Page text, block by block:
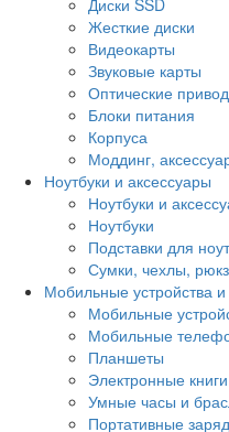
Жесткие диски
Видеокарты
Звуковые карты
Оптические
Блоки питания
Корпуса
Моддинг,
Ноутбуки и аксессуары
Ноутбуки и
Ноутбуки
Подставки для
Сумки, чехлы,
Мобильные устройства
Мобильные
Мобильные
Планшеты
Электронные книги
Умные часы и
Портативные